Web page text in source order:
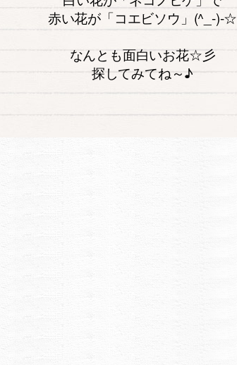
赤い花が「コエビソウ」(^_-)-☆
なんとも面白いお花☆彡
探してみてね～♪